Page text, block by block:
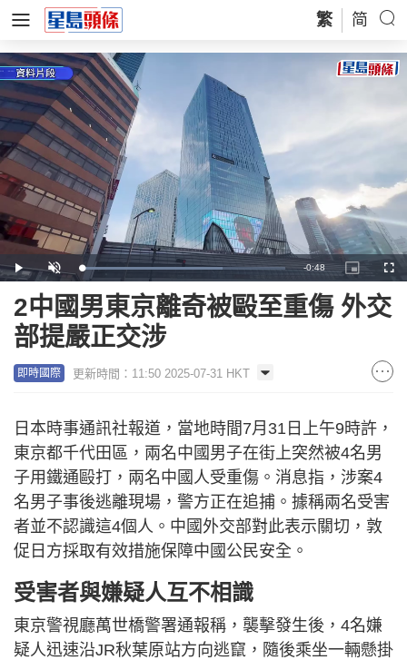
繁 简
Play Unmute Loaded:
69.30%
Remaining
Time
-0:48
Picture-
in-
2中國男東京離奇被毆至重傷 外交
部提嚴正交涉
即時國際 更新時間：11:50 2025-07-31 HKT
日本時事通訊社報道，當地時間7月31日上午9時許，
東京都千代田區，兩名中國男子在街上突然被4名男
子用鐵通毆打，兩名中國人受重傷。消息指，涉案4
名男子事後逃離現場，警方正在追捕。據稱兩名受害
者並不認識這4個人。中國外交部對此表示關切，敦
促日方採取有效措施保障中國公民安全。
受害者與嫌疑人互不相識
東京警視廳萬世橋警署通報稱，襲擊發生後，4名嫌
疑人迅速沿JR秋葉原站方向逃竄，隨後乘坐一輛懸掛